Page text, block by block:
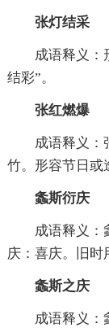
张灯结采
成语释义：
结彩”。
张红燃爆
成语释义：
竹。形容节日或
螽斯衍庆
成语释义：
庆：喜庆。旧时
螽斯之庆
成语释义：